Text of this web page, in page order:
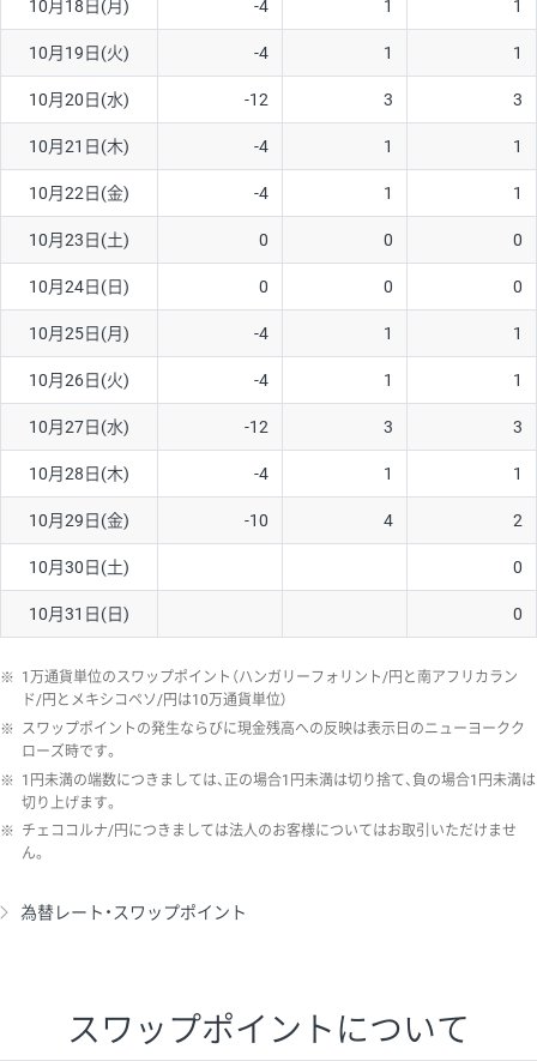
ソ/円は10万通貨単位。
10月18日(月) -4 1 1
10月19日(火) -4 1 1
10月20日(水) -12 3 3
10月21日(木) -4 1 1
10月22日(金) -4 1 1
10月23日(土) 0 0 0
10月24日(日) 0 0 0
10月25日(月) -4 1 1
10月26日(火) -4 1 1
10月27日(水) -12 3 3
10月28日(木) -4 1 1
10月29日(金) -10 4 2
10月30日(土) 0
10月31日(日) 0
※ 1万通貨単位のスワップポイント（ハンガリーフォリント/円と南アフリカラン
ド/円とメキシコペソ/円は10万通貨単位）
※ スワップポイントの発生ならびに現金残高への反映は表示日のニューヨークク
ローズ時です。
※ 1円未満の端数につきましては、正の場合1円未満は切り捨て、負の場合1円未満は
切り上げます。
※ チェココルナ/円につきましては法人のお客様についてはお取引いただけませ
ん。
為替レート・スワップポイント
スワップポイントについて